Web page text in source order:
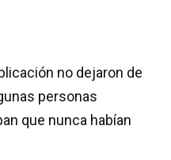
no dejaron de
personas
que nunca habían